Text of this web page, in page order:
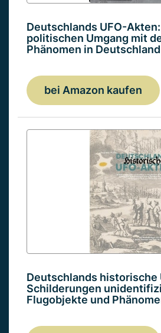
Deutschlands UFO-
politischen Umgang mit
Phänomen in
bei Amazon kaufen
Deutschlands historische
Schilderungen
Flugobjekte und